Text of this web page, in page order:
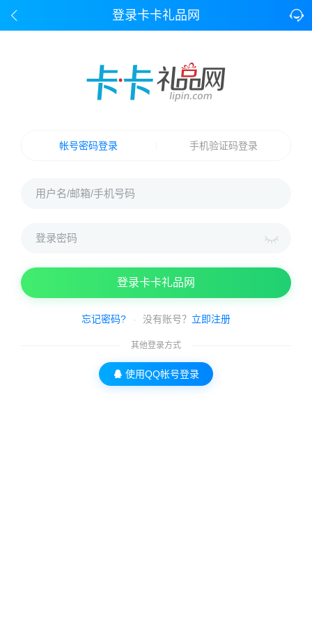
登录卡卡礼品网
帐号密码登录 手机验证码登录
登录卡卡礼品网
忘记密码? · 没有账号？ 立即注册
其他登录方式
使用QQ帐号登录